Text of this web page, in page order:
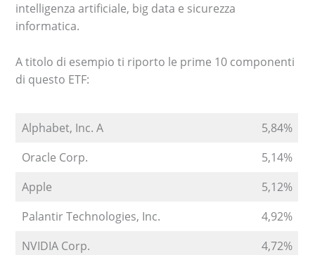
intelligenza artificiale, big data e sicurezza
informatica.
A titolo di esempio ti riporto le prime 10 componenti
di questo ETF:
Alphabet, Inc. A
5,84%
Oracle Corp.
5,14%
Apple
5,12%
Palantir Technologies, Inc.
4,92%
NVIDIA Corp.
4,72%